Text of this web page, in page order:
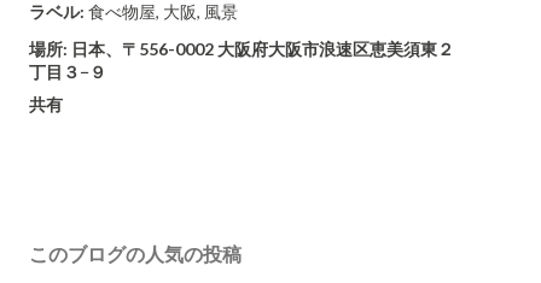
ラベル: 食べ物屋 大阪 風景
場所: 日本、〒556-0002 大阪府大阪市浪速区恵美須東２
丁目３−９
共有
このブログの人気の投稿